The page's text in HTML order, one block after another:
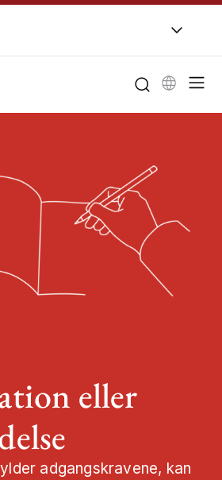
eller
adgangskravene, kan
Kandidat
Studievalg
Studieliv
Job og
Kontakt